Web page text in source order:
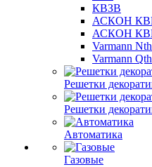
КВЗВ
АСКОН
АСКОН
Varmann
Varmann
Решетки
Решетки
Автоматика
Газовые